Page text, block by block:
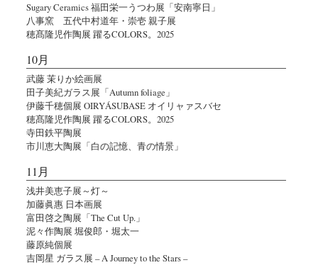
Sugary Ceramics 福田栄一うつわ展「安南寧日」
八事窯 五代中村道年・崇壱 親子展
穂髙隆児作陶展 躍るCOLORS。2025
10月
武藤 茉りか絵画展
田子美紀ガラス展「Autumn foliage」
伊藤千穂個展 OIRYÁSUBASE オイリャァスバセ
穂髙隆児作陶展 躍るCOLORS。2025
寺田鉄平陶展
市川恵大陶展「白の記憶、青の情景」
11月
浅井美恵子展～灯～
加藤眞惠 日本画展
富田啓之陶展「The Cut Up.」
泥々作陶展 堀俊郎・堀太一
藤原純個展
吉岡星 ガラス展 – A Journey to the Stars –